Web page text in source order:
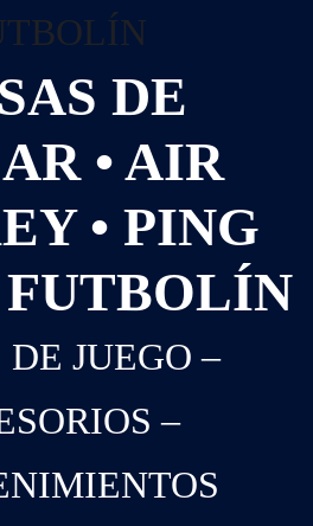
DE
• AIR
• PING
FUTBOLÍN
JUEGO –
–